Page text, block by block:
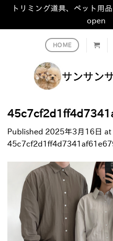
トリミング道具、ペット
open
HOME
Published 2025年3月16日 at